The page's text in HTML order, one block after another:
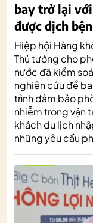
bay trở lại
được dịch
Hiệp hội Hàng
Thủ tướng cho
nước đã kiểm
nghiên cứu để
trình đảm bảo
nhiễm trong vận
khách du lịch
những yêu cầu